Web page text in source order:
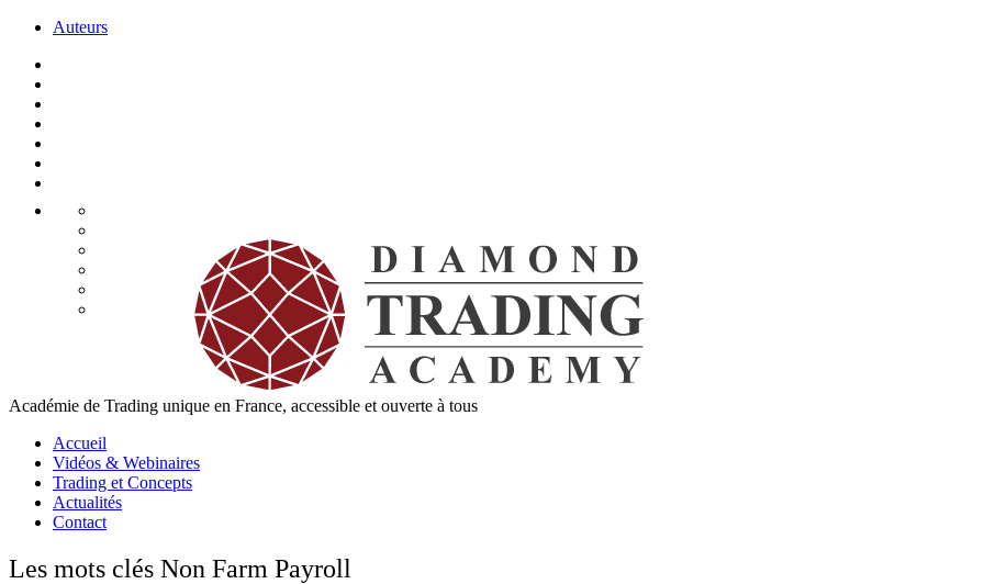
Auteurs
Académie de Trading unique en France, accessible et ouverte à tous
Accueil
Vidéos & Webinaires
Trading et Concepts
Actualités
Contact
Les mots clés Non Farm Payroll